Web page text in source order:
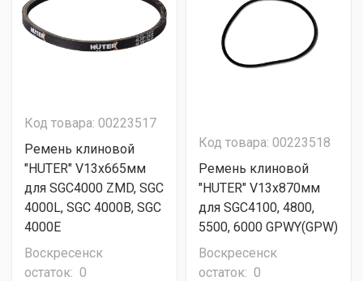
Код товара: 00223517
Ремень клиновой
"HUTER" V13x665мм
для SGC4000 ZMD, SGC
4000L, SGC 4000B, SGC
4000E
Воскресенск
остаток: 0
Код товара: 00223518
Ремень клиновой
"HUTER" V13x870мм
для SGC4100, 4800,
5500, 6000 GPWY(GPW)
Воскресенск
остаток: 0